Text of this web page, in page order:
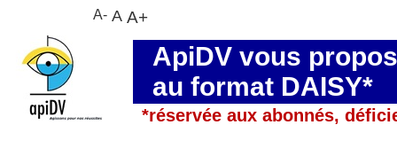
ApiDV vous
au format DAISY*
*réservée aux abonnés,
A- A A+